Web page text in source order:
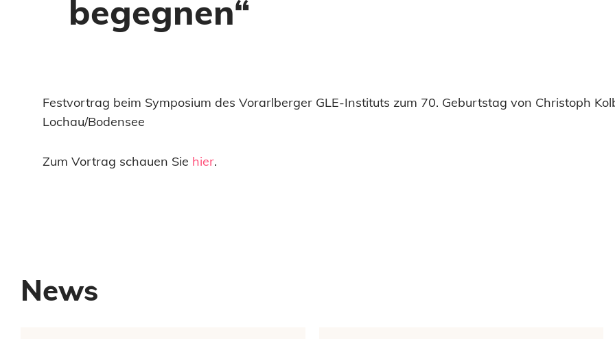
begegnen“
Festvortrag beim Symposium des Vorarlberger GLE-Instituts zum 70. Geburtstag von Christoph
Lochau/Bodensee
Zum Vortrag schauen Sie hier.
News